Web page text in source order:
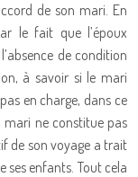
de son mari. En
le fait que l’époux
de condition
à savoir si le mari
en charge, dans ce
mari ne constitue pas
de son voyage a trait
ses enfants. Tout cela